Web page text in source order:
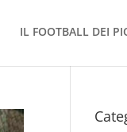
IL FOOTBALL DEI